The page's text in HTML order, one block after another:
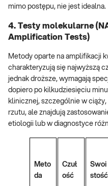
mimo postępu, nie jest idealna.
4. Testy molekularne
Amplification Tests)
Metody oparte na amplifikacji
charakteryzują się najwyższą
jednak droższe, wymagają
dopiero po kilkudziesięciu
klinicznej, szczególnie w
rzutu, ale znajdują
etiologii lub w diagnostyce
Meto
da
Czuł
ość
Swoi
stość